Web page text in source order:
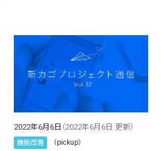
2022年6月6日 （2022年6月6日 更新）
機能改善 （pickup）